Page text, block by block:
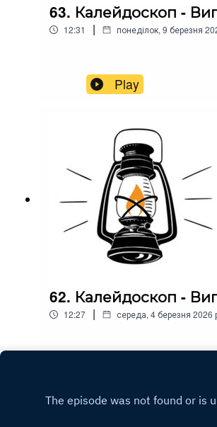
63. Калейдоскоп -
12:31 | понеділок, 9 березня
Play
62. Калейдоскоп -
12:27 | середа, 4 березня 2026